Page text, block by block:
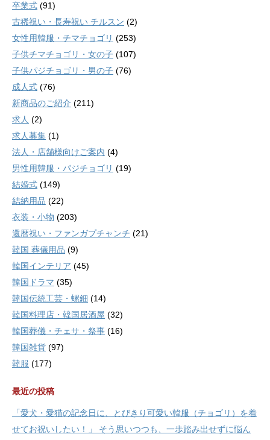
卒業式 (91)
古稀祝い・長寿祝い チルスン (2)
女性用韓服・チマチョゴリ (253)
子供チマチョゴリ・女の子 (107)
子供パジチョゴリ・男の子 (76)
成人式 (76)
新商品のご紹介 (211)
求人 (2)
求人募集 (1)
法人・店舗様向けご案内 (4)
男性用韓服・パジチョゴリ (19)
結婚式 (149)
結納用品 (22)
衣装・小物 (203)
還暦祝い・ファンガプチャンチ (21)
韓国 葬儀用品 (9)
韓国インテリア (45)
韓国ドラマ (35)
韓国伝統工芸・螺鈿 (14)
韓国料理店・韓国居酒屋 (32)
韓国葬儀・チェサ・祭事 (16)
韓国雑貨 (97)
韓服 (177)
最近の投稿
「愛犬・愛猫の記念日に、とびきり可愛い韓服（チョゴリ）を着
せてお祝いしたい！」 そう思いつつも、一歩踏み出せずに悩ん